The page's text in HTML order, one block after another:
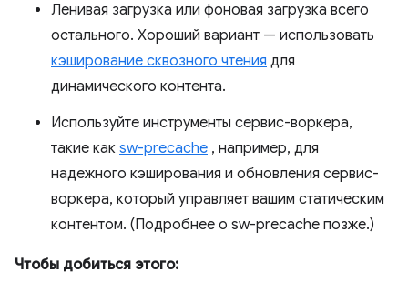
Ленивая загрузка или фоновая загрузка всего
остального. Хороший вариант — использовать
кэширование сквозного чтения для
динамического контента.
Используйте инструменты сервис-воркера,
такие как sw-precache , например, для
надежного кэширования и обновления сервис-
воркера, который управляет вашим статическим
контентом. (Подробнее о sw-precache позже.)
Чтобы добиться этого: